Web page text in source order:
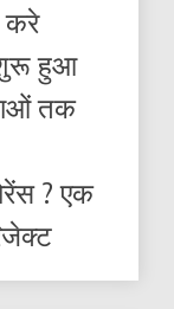
करे
शुरू हुआ
तक
? एक